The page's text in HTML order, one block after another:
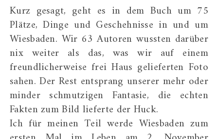
Kurz gesagt, geht es in dem Buch um 75
Plätze, Dinge und Geschehnisse in und um
Wiesbaden. Wir 63 Autoren wussten darüber
nix weiter als das, was wir auf einem
freundlicherweise frei Haus gelieferten Foto
sahen. Der Rest entsprang unserer mehr oder
minder schmutzigen Fantasie, die echten
Fakten zum Bild lieferte der Huck.
Ich für meinen Teil werde Wiesbaden zum